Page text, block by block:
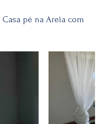
pé na Areia com